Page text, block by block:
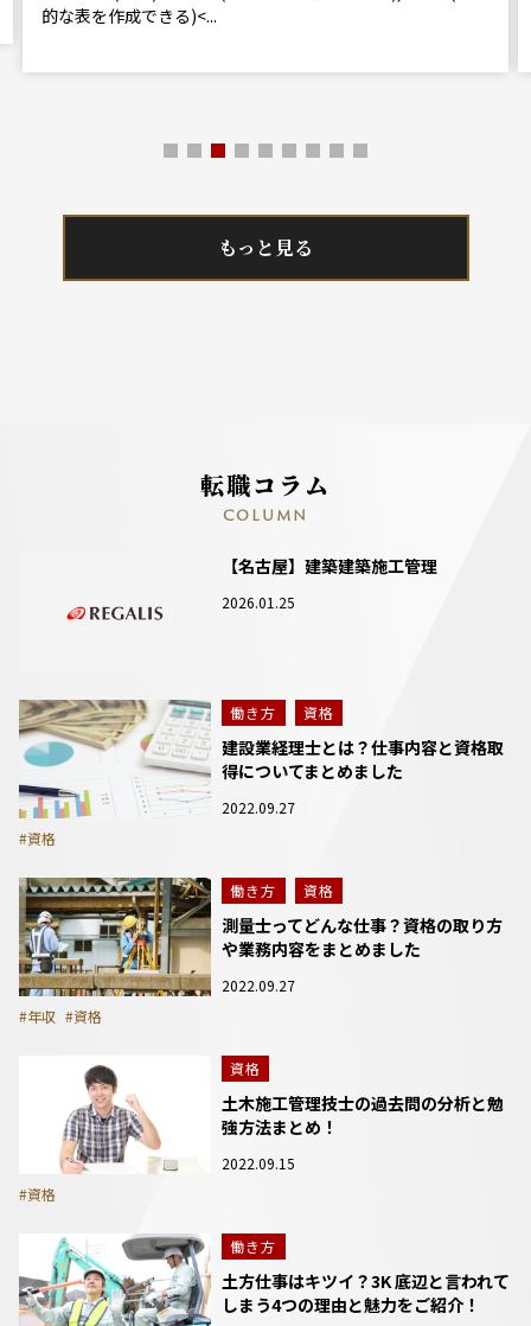
的な表を作成できる)<...
もっと見る
転職コラム
COLUMN
【名古屋】建築建築施工管理
2026.01.25
働き方 資格
建設業経理士とは？仕事内容と資格取
得についてまとめました
2022.09.27
#資格
働き方 資格
測量士ってどんな仕事？資格の取り方
や業務内容をまとめました
2022.09.27
#年収 #資格
資格
土木施工管理技士の過去問の分析と勉
強方法まとめ！
2022.09.15
#資格
働き方
土方仕事はキツイ？3K 底辺と言われて
しまう4つの理由と魅力をご紹介！